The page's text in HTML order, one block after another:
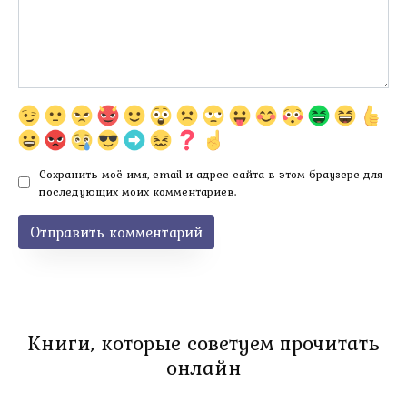
Сохранить моё имя, email и адрес сайта в этом браузере для
последующих моих комментариев.
Книги, которые советуем прочитать
онлайн